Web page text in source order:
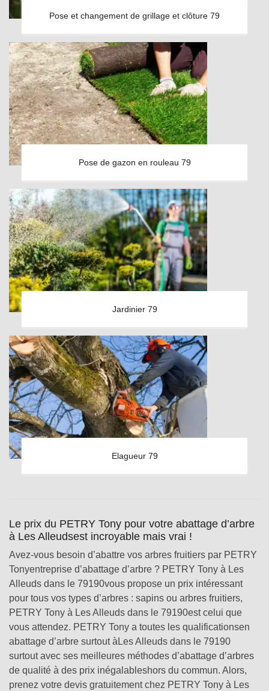
Pose et changement de grillage et clôture 79
Pose de gazon en rouleau 79
Jardinier 79
Elagueur 79
Le prix du PETRY Tony pour votre abattage d’arbre
à Les Alleudsest incroyable mais vrai !
Avez-vous besoin d’abattre vos arbres fruitiers par PETRY
Tonyentreprise d’abattage d’arbre ? PETRY Tony à Les
Alleuds dans le 79190vous propose un prix intéressant
pour tous vos types d’arbres : sapins ou arbres fruitiers,
PETRY Tony à Les Alleuds dans le 79190est celui que
vous attendez. PETRY Tony a toutes les qualificationsen
abattage d’arbre surtout àLes Alleuds dans le 79190
surtout avec ses meilleures méthodes d’abattage d’arbres
de qualité à des prix inégalableshors du commun. Alors,
prenez votre devis gratuitement chez PETRY Tony à Les